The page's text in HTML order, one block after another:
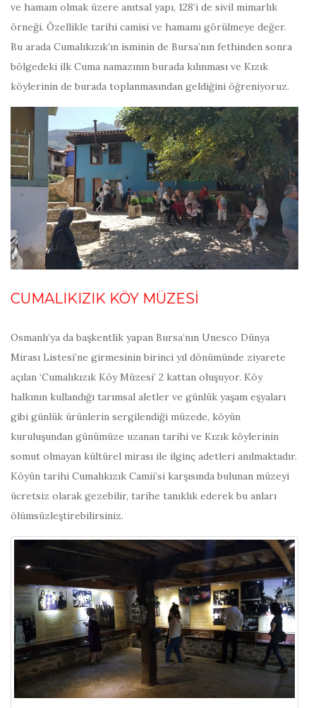
ve hamam olmak üzere anıtsal yapı, 128’i de sivil mimarlık
örneği. Özellikle tarihi camisi ve hamamı görülmeye değer.
Bu arada Cumalıkızık’ın isminin de Bursa’nın fethinden sonra
bölgedeki ilk Cuma namazının burada kılınması ve Kızık
köylerinin de burada toplanmasından geldiğini öğreniyoruz.
CUMALIKIZIK KÖY MÜZESİ
Osmanlı’ya da başkentlik yapan Bursa’nın Unesco Dünya
Mirası Listesi’ne girmesinin birinci yıl dönümünde ziyarete
açılan ‘Cumalıkızık Köy Müzesi’ 2 kattan oluşuyor. Köy
halkının kullandığı tarımsal aletler ve günlük yaşam eşyaları
gibi günlük ürünlerin sergilendiği müzede, köyün
kuruluşundan günümüze uzanan tarihi ve Kızık köylerinin
somut olmayan kültürel mirası ile ilginç adetleri anılmaktadır.
Köyün tarihi Cumalıkızık Camii’si karşısında bulunan müzeyi
ücretsiz olarak gezebilir, tarihe tanıklık ederek bu anları
ölümsüzleştirebilirsiniz.